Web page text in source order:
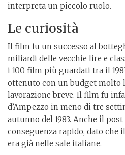
interpreta un piccolo ruolo.
Le curiosità
Il film fu un successo al
miliardi delle vecchie lire e
i 100 film più guardati tra il
ottenuto con un budget molto
lavorazione breve. Il film fu
d’Ampezzo in meno di tre
autunno del 1983. Anche il
conseguenza rapido, dato che
era già nelle sale italiane.